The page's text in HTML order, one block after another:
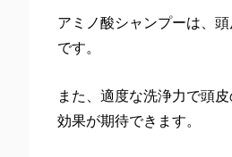
アミノ酸シャンプーは、
です。
また、適度な洗浄力で頭
効果が期待できます。